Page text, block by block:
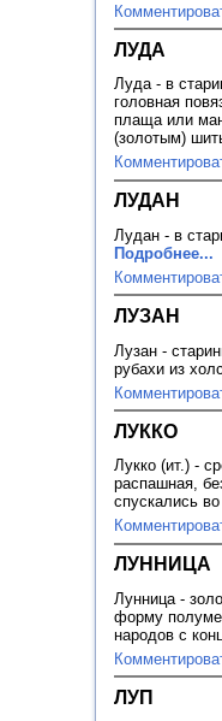
ЛУДА
Луда - в
головная
плаща или
(золотым)
ЛУДАН
Лудан - в
Подробнее...
ЛУЗАН
Лузан -
рубахи из
ЛУККО
Лукко (ит.) -
распашная,
спускались
ЛУННИЦА
Лунница -
форму
народов с
ЛУП